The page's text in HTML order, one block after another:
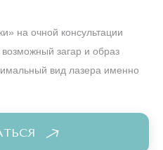
на очной консультации
загар и образ
вид лазера именно